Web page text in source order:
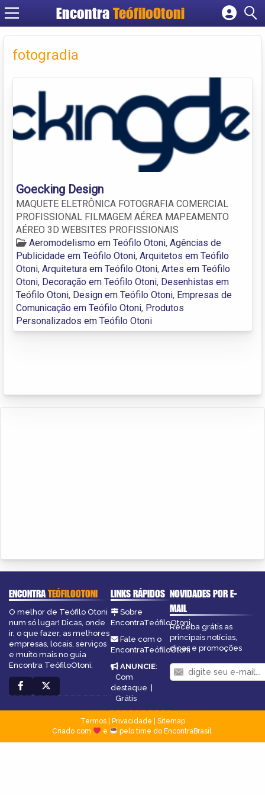
Encontra TeófiloOtoni
Cadastrar empresa
fotogradia
Goecking Design
MAQUETE ELETRÔNICA FOTOGRAFIA COMERCIAL
PROFISSIONAL FILMAGEM AÉREA MAPEAMENTO
AÉREO 3D WEBSITES PROFISSIONAIS
Aeromodelismo em Teófilo Otoni, Agências de
Publicidade em Teófilo Otoni, Arquitetos em Teófilo
Otoni, Arquitetura em Teófilo Otoni, Artes em Teófilo
Otoni, Decoração em Teófilo Otoni, Desenhistas em
Teófilo Otoni, Design em Teófilo Otoni, Empresas de
Comunicação em Teófilo Otoni, Produtos
Personalizados em Teófilo Otoni
ENCONTRATEÓFILOOTONI
O melhor de Teófilo Otoni
num só lugar! Dicas, onde
ir, o que fazer, as melhores
empresas, locais, serviços
e muito mais no guia
Encontra TeófiloOtoni.
LINKS RÁPIDOS
Sobre
EncontraTeófiloOtoni
Fale com o
EncontraTeófiloOtoni
ANUNCIE:
Com
destaque |
Grátis
NOVIDADES POR E-
MAIL
Receba grátis as
principais notícias,
dicas e promoções
Termos| Privacidade
Sitemap
Criado com
e pelo time do EncontraBrasil